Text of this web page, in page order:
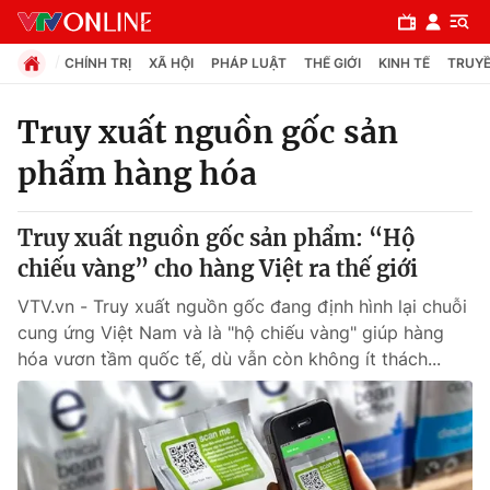
Chuyên mục
Chính trị
Xã hội
Pháp luật
Y tế
Thế giới
CHÍNH TRỊ XÃ HỘI PHÁP LUẬT THẾ GIỚI KINH TẾ
Truy xuất nguồn gốc sản
phẩm hàng hóa
Truy xuất nguồn gốc sản phẩm: “Hộ
chiếu vàng” cho hàng Việt ra thế giới
VTV.vn - Truy xuất nguồn gốc đang định hình lại chuỗi
cung ứng Việt Nam và là "hộ chiếu vàng" giúp hàng
hóa vươn tầm quốc tế, dù vẫn còn không ít thách...